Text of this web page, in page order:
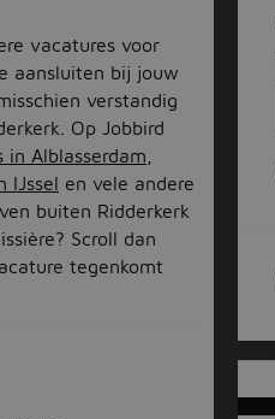
vacatures voor
aansluiten bij jouw
verstandig
Op Jobbird
in Alblasserdam
IJssel en vele andere
buiten Ridderkerk
Scroll dan
tegenkomt